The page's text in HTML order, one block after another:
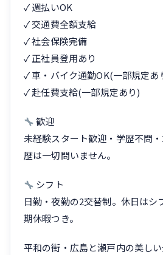
✓ 週払いOK
✓ 交通費全額支給
✓ 社会保険完備
✓ 正社員登用あり
✓ 車・バイク通勤OK(一部規定あ
✓ 赴任費支給(一部規定あり)
歓迎
未経験スタート歓迎・学歴不問
歴は一切問いません。
シフト
日勤・夜勤の2交替制。休日はシ
期休暇つき。
平和の街・広島と瀬戸内の美し